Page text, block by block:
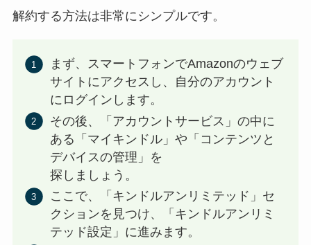
解約する方法は非常にシンプルです。
まず、スマートフォンでAmazonのウェブ
サイトにアクセスし、自分のアカウント
にログインします。
その後、「アカウントサービス」の中に
ある「マイキンドル」や「コンテンツと
デバイスの管理」を
探しましょう。
ここで、「キンドルアンリミテッド」セ
クションを見つけ、「キンドルアンリミ
テッド設定」に進みます。